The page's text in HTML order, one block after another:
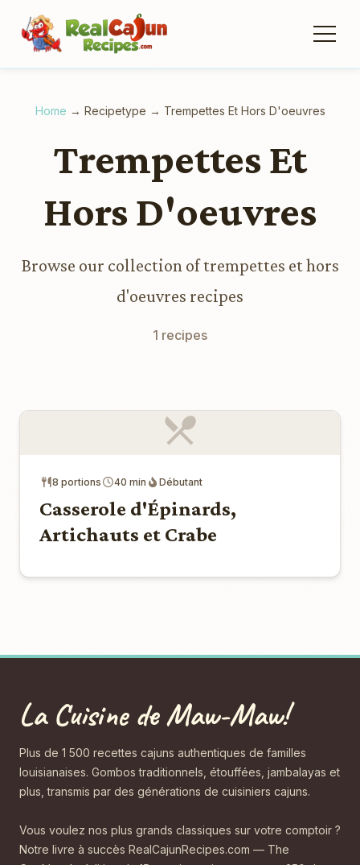
Home → Recipetype → Trempettes Et Hors D'oeuvres
Trempettes Et
Hors D'oeuvres
Browse our collection of trempettes et hors
d'oeuvres recipes
1 recipes
8 portions 40 min Débutant
Casserole d'Épinards,
Artichauts et Crabe
La Cuisine de Maw-Maw!
Plus de 1 500 recettes cajuns authentiques de familles
louisianaises. Gombos traditionnels, étouffées, jambalayas et
plus, transmis par des générations de cuisiniers cajuns.
Vous voulez nos plus grands classiques sur votre comptoir ?
Notre livre à succès RealCajunRecipes.com — The